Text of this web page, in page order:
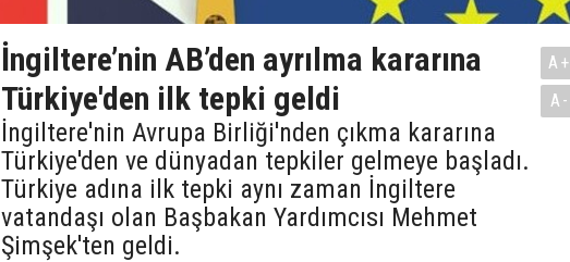
İngiltere’nin AB’den ayrılma kararına
Türkiye'den ilk tepki geldi
İngiltere'nin Avrupa Birliği'nden çıkma kararına
Türkiye'den ve dünyadan tepkiler gelmeye başladı.
Türkiye adına ilk tepki aynı zaman İngiltere
vatandaşı olan Başbakan Yardımcısı Mehmet
Şimşek'ten geldi.
A+
A-